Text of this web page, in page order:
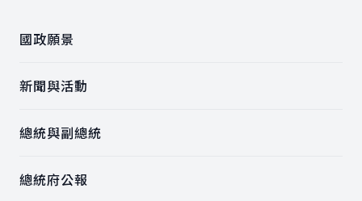
國政願景
新聞與活動
總統與副總統
總統府公報